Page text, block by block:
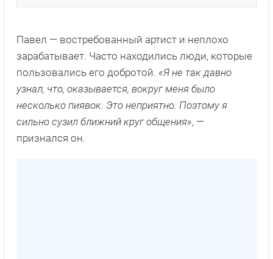
Павел — востребованный артист и неплохо
зарабатывает. Часто находились люди, которые
пользовались его добротой. «Я не так давно
узнал, что, оказывается, вокруг меня было
несколько пиявок. Это неприятно. Поэтому я
сильно сузил ближний круг общения», —
признался он.